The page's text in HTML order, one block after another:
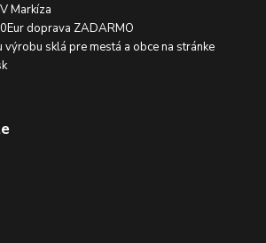
Markíza
doprava ZADARMO
výrobu sklá pre mestá a obce na stránke